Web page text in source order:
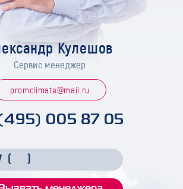
Кулешов
Сервис менеджер
promclimate@mail.ru
005 87 05